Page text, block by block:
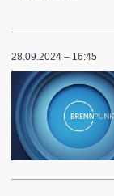
28.09.2024 – 16:45